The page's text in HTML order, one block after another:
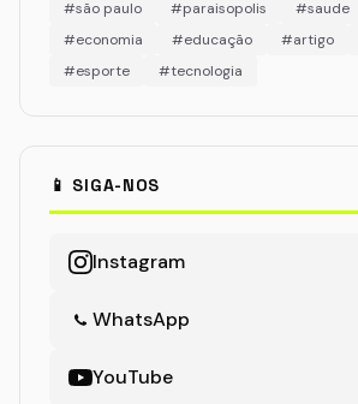
#são paulo
#paraisopolis #saude
#economia
#educação #artigo
#esporte
#tecnologia
📱 SIGA-NOS
Instagram
WhatsApp
YouTube